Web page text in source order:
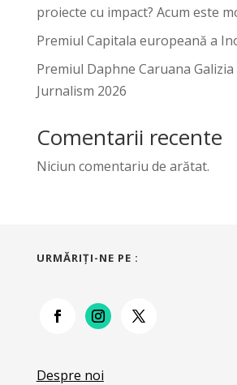
proiecte cu impact? Acum este
Premiul Capitala europeană a
Premiul Daphne Caruana
Jurnalism 2026
Comentarii recente
Niciun comentariu de arătat.
URMĂRIŢI-NE PE :
Despre noi